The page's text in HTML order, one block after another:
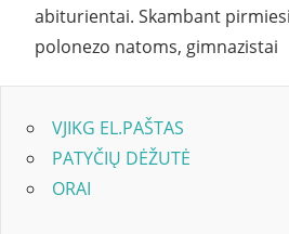
abiturientai. Skambant
polonezo natoms, gimnazistai
VJIKG EL.PAŠTAS
PATYČIŲ DĖŽUTĖ
ORAI